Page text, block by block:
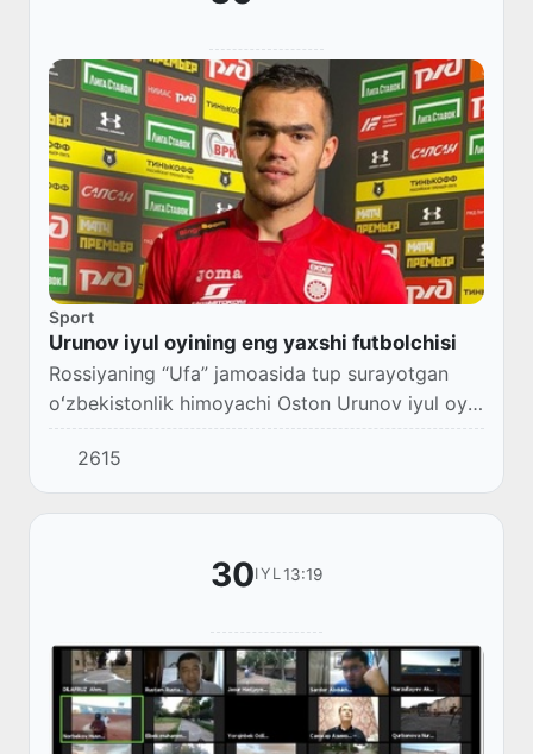
Sport
Urunov iyul oyining eng yaxshi futbolchisi
Rossiyaning “Ufa” jamoasida tup surayotgan
oʻzbekistonlik himoyachi Oston Urunov iyul oyi
yakuni boʻyicha jamoaning eng yaxshi
futbolchisi, deb topildi.
2615
30IYL13:19